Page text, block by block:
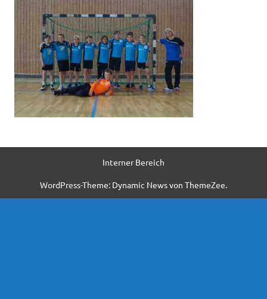
Interner Bereich
WordPress-Theme: Dynamic News von ThemeZee.